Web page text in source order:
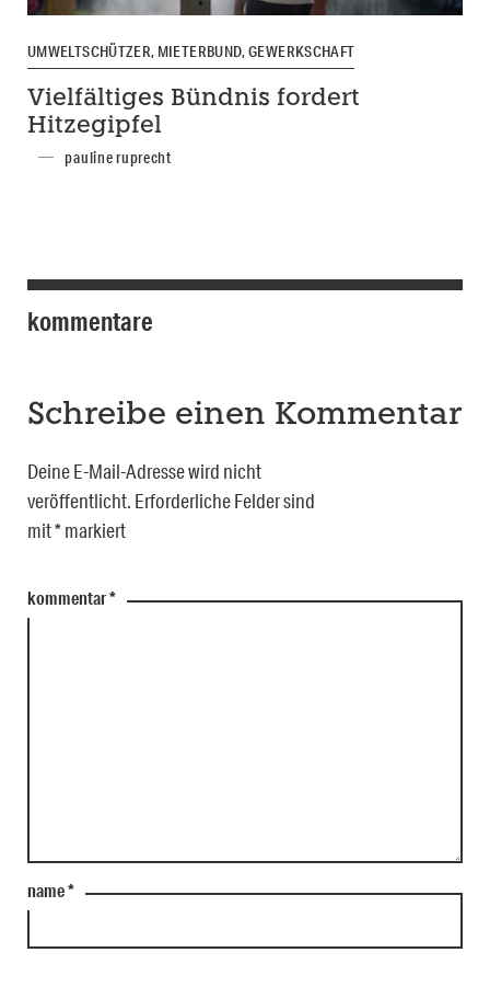
UMWELTSCHÜTZER, MIETERBUND, GEWERKSCHAFT
Vielfältiges Bündnis fordert
Hitzegipfel
pauline ruprecht
kommentare
Schreibe einen Kommentar
Deine E-Mail-Adresse wird nicht
veröffentlicht. Erforderliche Felder sind
mit*markiert
kommentar*
name*